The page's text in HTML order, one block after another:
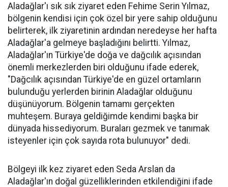
Aladağlar'ı sık sık ziyaret eden Fehime Serin Yılmaz,
bölgenin kendisi için çok özel bir yere sahip olduğunu
belirterek, ilk ziyaretinin ardından neredeyse her hafta
Aladağlar'a gelmeye başladığını belirtti. Yılmaz,
Aladağlar'ın Türkiye'de doğa ve dağcılık açısından
önemli merkezlerden biri olduğunu ifade ederek,
"Dağcılık açısından Türkiye'de en güzel ortamların
bulunduğu yerlerden birinin Aladağlar olduğunu
düşünüyorum. Bölgenin tamamı gerçekten
muhteşem. Buraya geldiğimde kendimi başka bir
dünyada hissediyorum. Buraları gezmek ve tanımak
isteyenler için çok sayıda rota bulunuyor" dedi.
Bölgeyi ilk kez ziyaret eden Seda Arslan da
Aladağlar'ın doğal güzelliklerinden etkilendiğini ifade